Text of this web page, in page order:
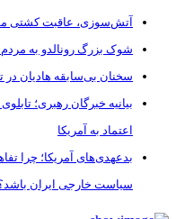
آتش‌سوزی، عاقبت کشتی
شوک بزرگ رونالدو به
سخنان بی‌سابقه هادیان در
بیانیه خبرگان رهبری؛
اعتماد به آمریکا
بدعهدی‌های آمریکا؛ چرا
سیاست خارجی ایران